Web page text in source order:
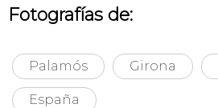
Fotografías de:
Palamós Girona
España